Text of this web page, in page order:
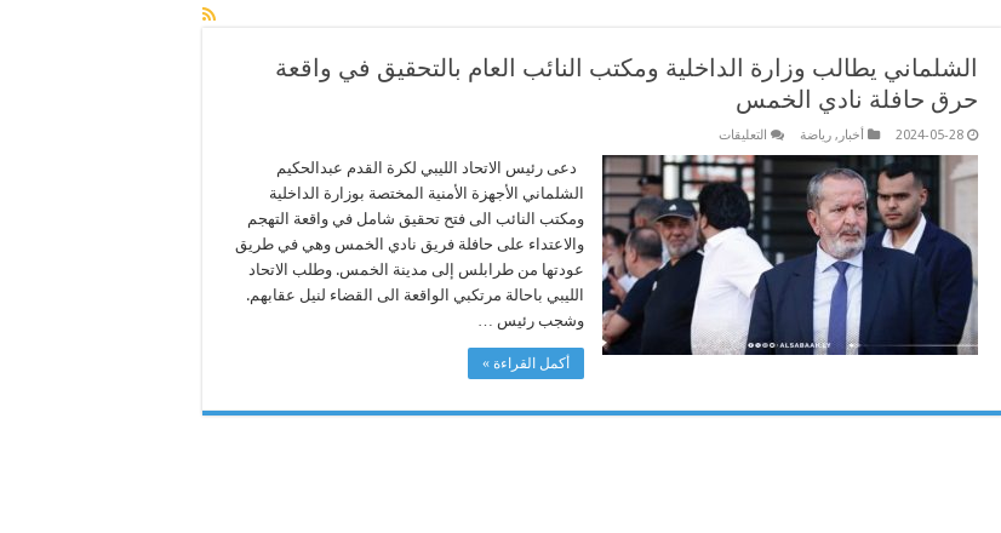
الشلماني يطالب وزارة الداخلية ومكتب النائب العام بالتحقيق في واقعة
حرق حافلة نادي الخمس
2024-05-28 أخبار , رياضة التعليقات
يطالب
وزارة
الداخلية
ومكتب
النائب
العام
بالتحقيق
واقعة
حرق
حافلة
نادي
الخمس
دعى رئيس الاتحاد الليبي لكرة القدم عبدالحكيم
الشلماني الأجهزة الأمنية المختصة بوزارة الداخلية
ومكتب النائب الى فتح تحقيق شامل في واقعة التهجم
والاعتداء على حافلة فريق نادي الخمس وهي في طريق
عودتها من طرابلس إلى مدينة الخمس. وطلب الاتحاد
الليبي باحالة مرتكبي الواقعة الى القضاء لنيل عقابهم.
وشجب رئيس …
أكمل القراءة »